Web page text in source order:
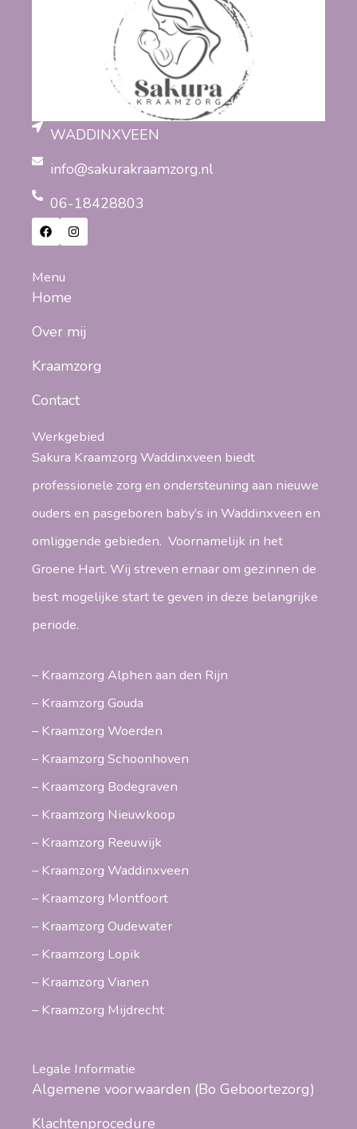
WADDINXVEEN
info@sakurakraamzorg.nl
06-18428803
Menu
Home
Over mij
Kraamzorg
Contact
Werkgebied
Sakura Kraamzorg Waddinxveen biedt
professionele zorg en ondersteuning aan nieuwe
ouders en pasgeboren baby’s in Waddinxveen en
omliggende gebieden. Voornamelijk in het
Groene Hart. Wij streven ernaar om gezinnen de
best mogelijke start te geven in deze belangrijke
periode.
– Kraamzorg Alphen aan den Rijn
– Kraamzorg Gouda
– Kraamzorg Woerden
– Kraamzorg Schoonhoven
– Kraamzorg Bodegraven
– Kraamzorg Nieuwkoop
– Kraamzorg Reeuwijk
– Kraamzorg Waddinxveen
– Kraamzorg Montfoort
– Kraamzorg Oudewater
– Kraamzorg Lopik
– Kraamzorg Vianen
– Kraamzorg Mijdrecht
Legale Informatie
Algemene voorwaarden (Bo Geboortezorg)
Klachtenprocedure